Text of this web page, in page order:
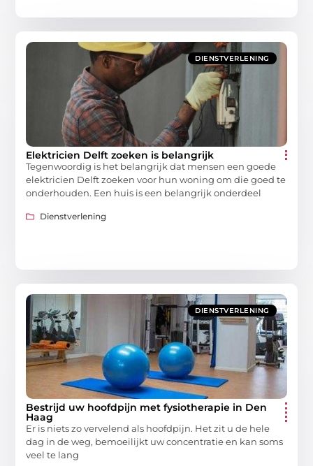
DIENSTVERLENING
Elektricien Delft zoeken is belangrijk
Tegenwoordig is het belangrijk dat mensen een goede
elektricien Delft zoeken voor hun woning om die goed te
onderhouden. Een huis is een belangrijk onderdeel
Dienstverlening
DIENSTVERLENING
Bestrijd uw hoofdpijn met fysiotherapie in Den
Haag
Er is niets zo vervelend als hoofdpijn. Het zit u de hele
dag in de weg, bemoeilijkt uw concentratie en kan soms
veel te lang